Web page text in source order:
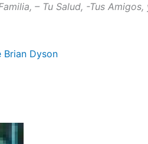
– Tu Salud, -Tus
Brian Dyson